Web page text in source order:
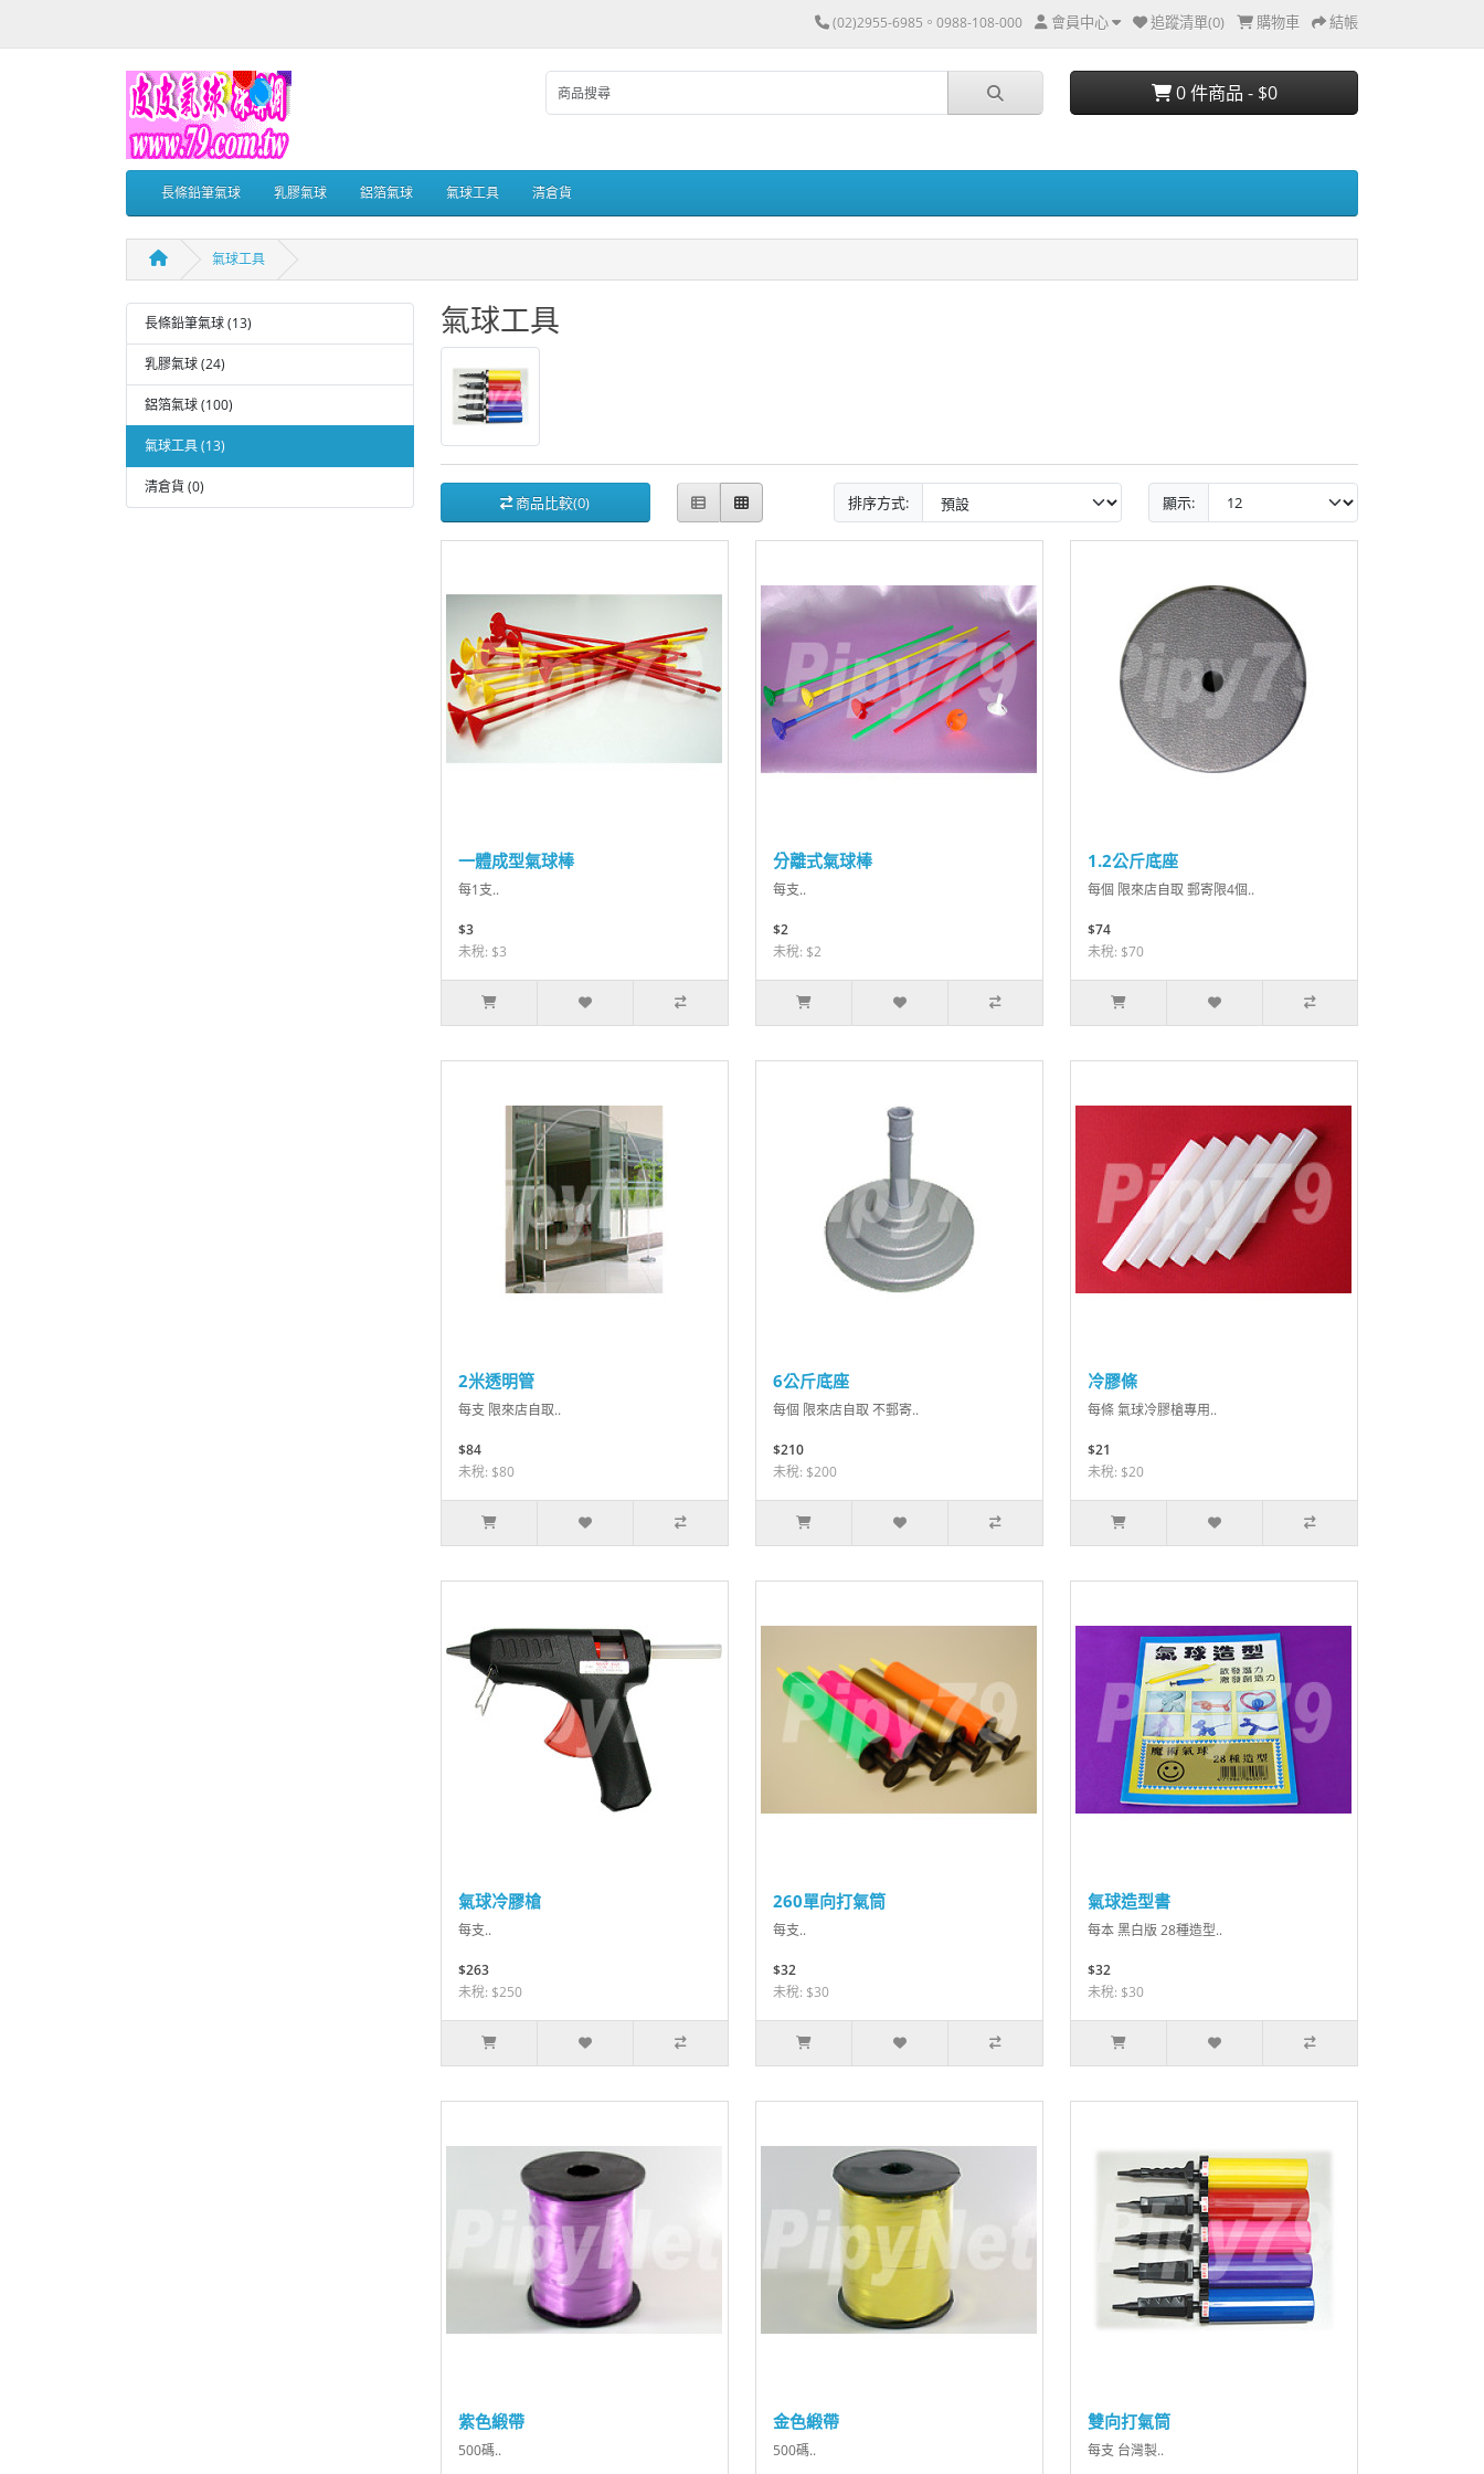
(02)2955-6985。0988-108-000 會員中心 追蹤清單(0) 購物車 結帳
0 件商品 - $0
長條鉛筆氣球 乳膠氣球 鋁箔氣球 氣球工具 清倉貨
氣球工具
長條鉛筆氣球 (13)
乳膠氣球 (24)
鋁箔氣球 (100)
氣球工具 (13)
清倉貨 (0)
氣球工具
商品比較(0) 排序方式: 顯示:
一體成型氣球棒
每1支..
$3
未稅: $3
分離式氣球棒
每支..
$2
未稅: $2
1.2公斤底座
每個 限來店自取 郵寄限4個..
$74
未稅: $70
2米透明管
每支 限來店自取..
$84
未稅: $80
6公斤底座
每個 限來店自取 不郵寄..
$210
未稅: $200
冷膠條
每條 氣球冷膠槍專用..
$21
未稅: $20
氣球冷膠槍
每支..
$263
未稅: $250
260單向打氣筒
每支..
$32
未稅: $30
氣球造型書
每本 黑白版 28種造型..
$32
未稅: $30
紫色緞帶
500碼..
金色緞帶
500碼..
雙向打氣筒
每支 台灣製..